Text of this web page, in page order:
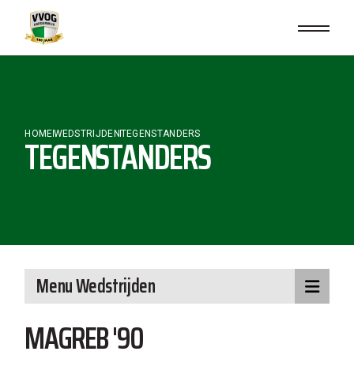
content
HOMEWEDSTRIJDEN TEGENSTANDERS
TEGENSTANDERS
MAGREB '90
Menu Wedstrijden